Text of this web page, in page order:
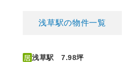
浅草駅の物件一覧
浅草駅 7.98坪